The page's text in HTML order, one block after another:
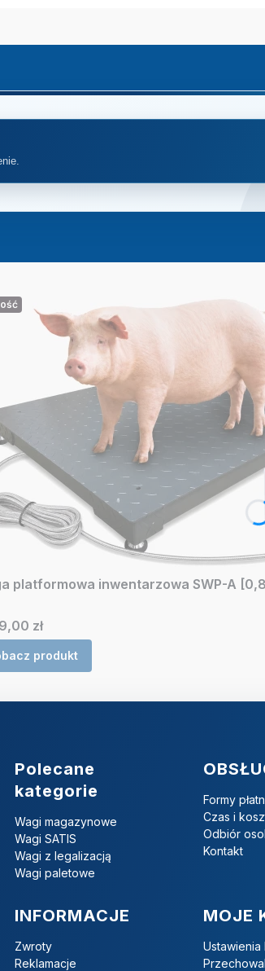
platformowa inwentarzowa SWP-A
zł
produkt
Linki w stopce
Polecane
kategorie
Wagi magazynowe
Wagi SATIS
Wagi z legalizacją
Wagi paletowe
Formy
Czas i
Odbiór
Kontakt
INFORMACJE
Zwroty
Reklamacje
MOJE
Ustawienia